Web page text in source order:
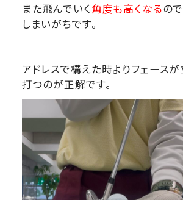
また飛んでいく角度も高くなるの
しまいがちです。
アドレスで構えた時よりフェース
打つのが正解です。